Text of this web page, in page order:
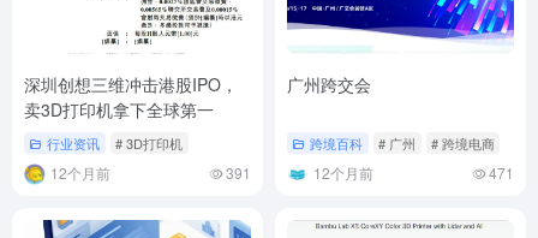
深圳创想三维冲击港股IPO，
卖3D打印机拿下全球第一
行业资讯 # 3D打印机
12个月前 391
广州跨交会
跨境百科 # 广州 # 跨境电商
12个月前 471